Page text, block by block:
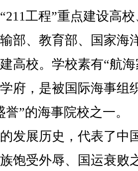
211工程”重点建设高
部、教育部、国家海
高校。学校素有“航
府，是被国际海事组
”的海事院校之一。
发展历史，代表了中
饱受外辱、国运衰败